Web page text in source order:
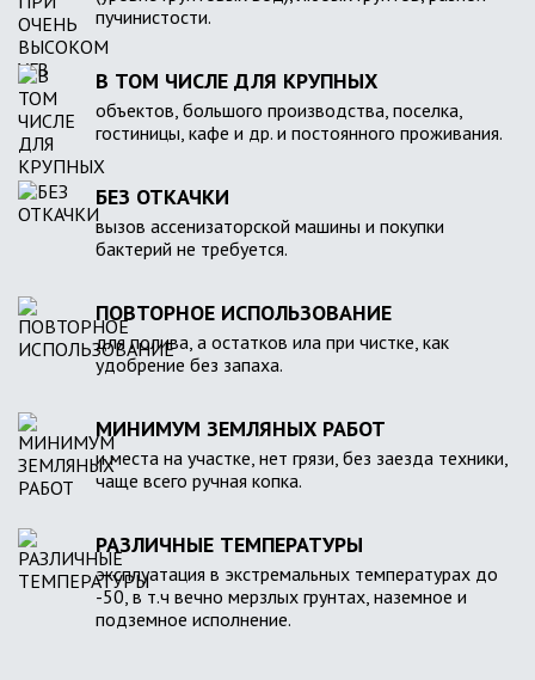
пучинистости.
В ТОМ ЧИСЛЕ ДЛЯ КРУПНЫХ
объектов, большого производства, поселка,
гостиницы, кафе и др. и постоянного проживания.
БЕЗ ОТКАЧКИ
вызов ассенизаторской машины и покупки
бактерий не требуется.
ПОВТОРНОЕ ИСПОЛЬЗОВАНИЕ
для полива, а остатков ила при чистке, как
удобрение без запаха.
МИНИМУМ ЗЕМЛЯНЫХ РАБОТ
и места на участке, нет грязи, без заезда техники,
чаще всего ручная копка.
РАЗЛИЧНЫЕ ТЕМПЕРАТУРЫ
эксплуатация в экстремальных температурах до
-50, в т.ч вечно мерзлых грунтах, наземное и
подземное исполнение.